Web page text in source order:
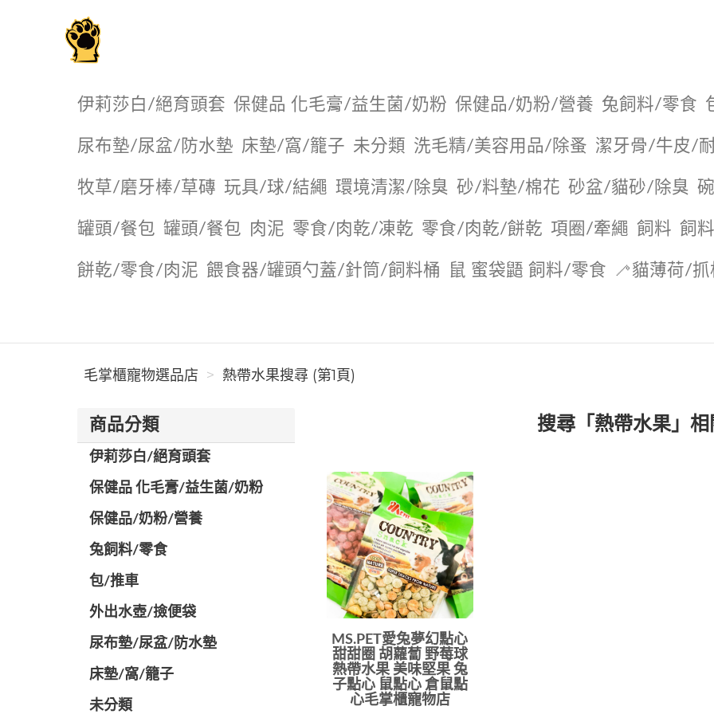
伊莉莎白/絕育頭套 保健品 化毛膏/益生菌/奶粉 保健品/奶粉/營養 兔飼料/零食
尿布墊/尿盆/防水墊 ️床墊/窩/籠子 未分類 洗毛精/美容用品/除蚤 潔牙骨/牛皮/
牧草/磨牙棒/草磚 玩具/球/結繩 環境清潔/除臭 砂/料墊/棉花 砂盆/貓砂/除臭
罐頭/餐包 罐頭/餐包 肉泥 零食/肉乾/凍乾 零食/肉乾/餅乾 項圈/牽繩 飼料 飼
餅乾/零食/肉泥 餵食器/罐頭勺蓋/針筒/飼料桶 鼠 蜜袋鼯 飼料/零食 🦯貓薄荷/
毛掌櫃寵物選品店 熱帶水果搜尋 (第1頁)
商品分類
伊莉莎白/絕育頭套
保健品 化毛膏/益生菌/奶粉
保健品/奶粉/營養
兔飼料/零食
包/推車
外出水壺/撿便袋
尿布墊/尿盆/防水墊
️床墊/窩/籠子
未分類
搜尋「熱帶水果」
MS.PET愛兔夢幻點心
甜甜圈 胡蘿蔔 野莓球
熱帶水果 美味堅果 兔
子點心 鼠點心 倉鼠點
心毛掌櫃寵物店